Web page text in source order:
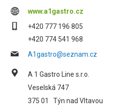
www.a1gastro.cz
+420 777 196 805
+420 774 541 968
A1gastro@seznam.cz
A 1 Gastro Line s.r.o.
Veselská 747
375 01
Týn nad Vltavou